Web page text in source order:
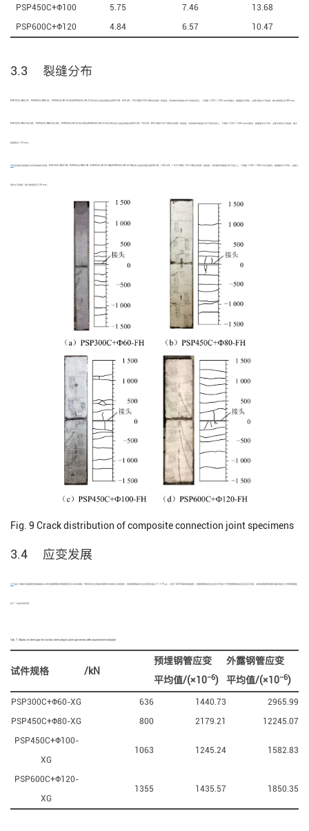
PSP450C+Ф100
5.75 7.46
13.68
PSP600C+Ф120
4.84 6.57 10.47
3.3 裂缝分布
PSP300C+Ф60-XG、PSP450C+Ф80-XG、PSP450C+Ф100-XG和PSP600C+Ф120-XG试件分别在荷载达到450 kN、600 kN、700 kN和1000 kN时出现第一条裂缝，试件破坏时裂缝分布于桩身中部上、下两侧−1200～1200 mm范围内，数量最多为8条，主要为受拉水平裂缝，最大裂缝宽达0.84 mm。
PSP300C+Ф60-XG+MG、PSP450C+Ф80-XG+MG、PSP450C+Ф100-XG+MG和PSP600C+Ф120-XG+MG试件分别在荷载达到450 kN、750 kN、850 kN和1027 kN时出现第一条裂缝，试件破坏时裂缝分布于桩身中部上、下两侧−1200～1200 mm范围内，数量最多为10条，主要为受拉水平裂缝，最大
裂缝宽达1.24 mm。
图9给出复合连接接头试件的裂缝分布图。PSP300C+Ф60-FH、PSP450C+Ф80-FH、PSP450C+Ф100-FH和PSP600C+Ф120-FH试件分别在荷载达到506 kN、1043 kN、1 033 kN和1 472 kN时出现第一条裂缝，试件破坏时裂缝分布于接头上、下两侧−1300～1400 mm范围内，数量最多为14条，主要为
受拉水平裂缝，最大裂缝宽达3.26 mm。
Fig. 9 Crack distribution of composite connection joint specimens
3.4 应变发展
表7给出了端板无锚固筋型钢插接接头试件型钢钢管的表面钢筋应变片测点数据。4根试件在达到轴向极限抗拉承载力试验值时，型钢钢管轴向抗拉应变值均超过了1 175 με，达到了Q235钢的屈服强度。外露钢管轴向抗拉应变平均值大于预埋钢管轴向抗拉应变平均值，说明型钢钢管周围的灌浆混凝土对预埋钢管起
到了一定的约束作用。
Tab. 7 Strains of steel pipe for section steel plug-in joint specimens with unanchored end-plate
试件规格 /kN
预埋钢管应变
平均值/(×10−6)
外露钢管应变
平均值/(×10−6)
PSP300C+Ф60-XG 636 1440.73
2965.99
PSP450C+Ф80-XG
800 2179.21
12245.07
PSP450C+Ф100-
XG
1063 1245.24 1582.83
PSP600C+Ф120-
XG
1355 1435.57 1850.35